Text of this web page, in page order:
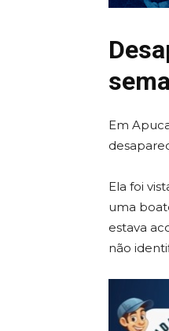
Em
Ela foi
uma
estava
não